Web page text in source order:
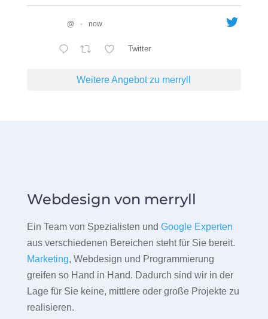
@ · now
Twitter
Weitere Angebot zu merryll
Webdesign von merryll
Ein Team von Spezialisten und Google Experten
aus verschiedenen Bereichen steht für Sie bereit.
Marketing, Webdesign und Programmierung
greifen so Hand in Hand. Dadurch sind wir in der
Lage für Sie keine, mittlere oder große Projekte zu
realisieren.